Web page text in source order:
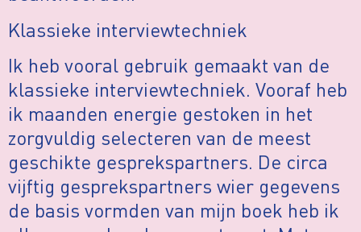
Klassieke interviewtechniek
Ik heb vooral gebruik gemaakt van de
klassieke interviewtechniek. Vooraf heb
ik maanden energie gestoken in het
zorgvuldig selecteren van de meest
geschikte gesprekspartners. De circa
vijftig gesprekspartners wier gegevens
de basis vormden van mijn boek heb ik